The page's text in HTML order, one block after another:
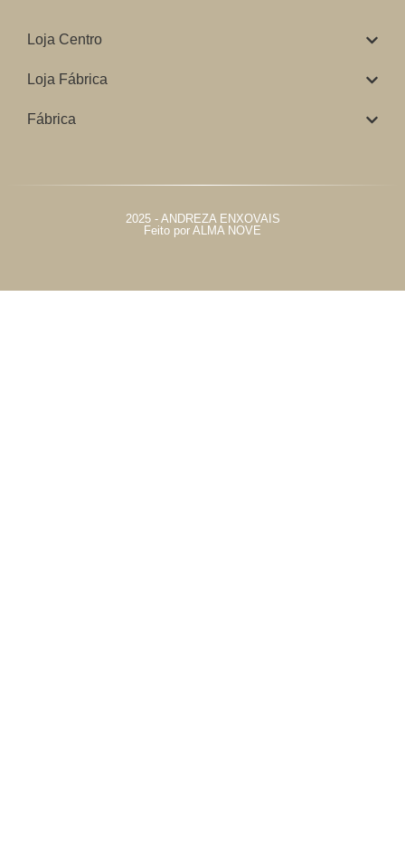
Loja Centro
Loja Fábrica
Fábrica
2025 - ANDREZA ENXOVAIS
Feito por ALMA NOVE